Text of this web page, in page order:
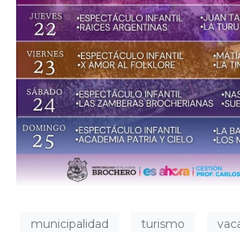
municipalidad turismo